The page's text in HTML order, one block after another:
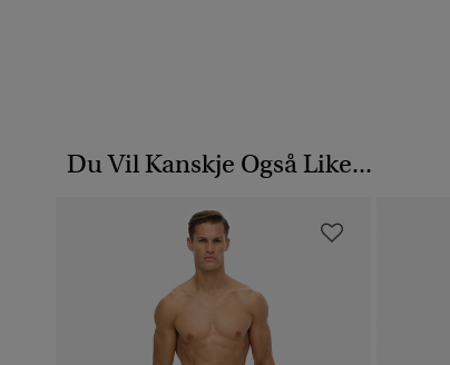
Du Vil Kanskje Også Like...